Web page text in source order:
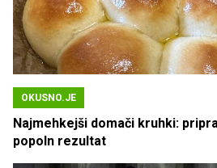
OKUSNO.JE
Najmehkejši domači kruhki:
popoln rezultat